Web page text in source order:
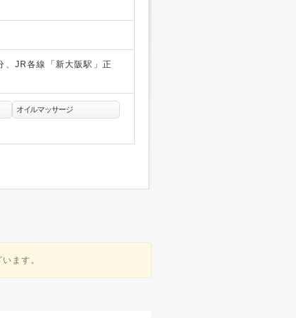
、JR各線「新大阪駅」正
オイルマッサージ
ます。